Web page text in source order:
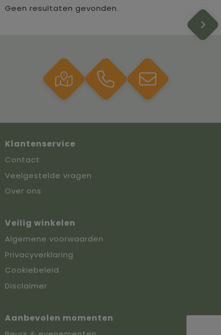
Geen resultaten gevonden.
Klantenservice
Contact
Veelgestelde vragen
Over ons
Veilig winkelen
Algemene voorwaarden
Privacyverklaring
Cookiebeleid
Disclaimer
Aanbevolen momenten